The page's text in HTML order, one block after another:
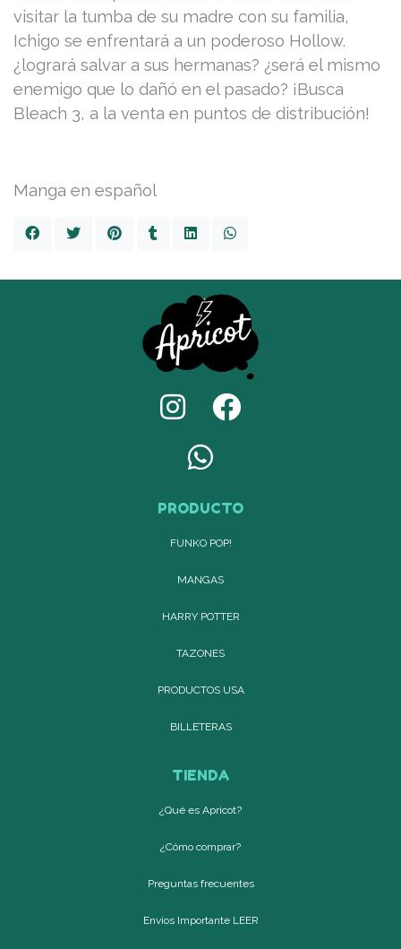
visitar la tumba de su madre con su familia,
Ichigo se enfrentará a un poderoso Hollow.
¿logrará salvar a sus hermanas? ¿será el mismo
enemigo que lo dañó en el pasado? ¡Busca
Bleach 3, a la venta en puntos de distribución!
Manga en español
PRODUCTO
FUNKO POP!
MANGAS
HARRY POTTER
TAZONES
PRODUCTOS USA
BILLETERAS
TIENDA
¿Qué es Apricot?
¿Cómo comprar?
Preguntas frecuentes
Envíos Importante LEER